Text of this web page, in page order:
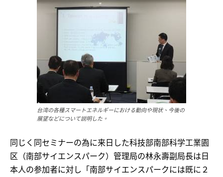
台湾の各種スマートエネルギーにおける動向や現状、今後の
展望などについて説明した。
同じく同セミナーの為に来日した科技部南部科学工業園
区（南部サイエンスパーク）管理局の林永壽副局長は日
本人の参加者に対し「南部サイエンスパークには既に２